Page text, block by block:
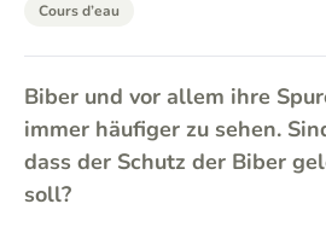
Cours d’eau
Biber und vor allem ihre
immer häufiger zu sehen.
dass der Schutz der Biber
soll?